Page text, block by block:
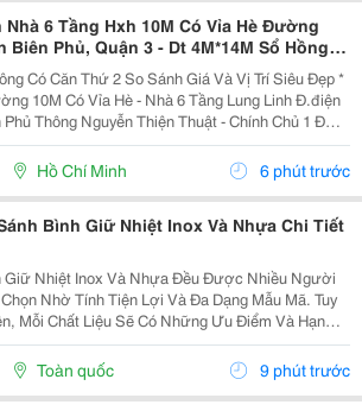
Nhà 6 Tầng Hxh 10M Có Vỉa Hè Đường
Biên Phủ, Quận 3 - Dt 4M*14M Sổ Hồng
Công Chuẩn - Chính Chủ 1 Đời Xưa * Lh
Có Căn Thứ 2 So Sánh Giá Và Vị Trí Siêu Đẹp *
10M Có Vỉa Hè - Nhà 6 Tầng Lung Linh Đ.điện
Phủ Thông Nguyễn Thiện Thuật - Chính Chủ 1 Đời:
Tích: 56M2. Ngang 4M * 14M. -Kết Cấu: 6 Tầng
Mới Có Sân Thượng Uống Trà Ngắm...
Hồ Chí Minh 6 phút trước
Bình Giữ Nhiệt Inox Và Nhựa Chi Tiết
Giữ Nhiệt Inox Và Nhựa Đều Được Nhiều Người
Nhờ Tính Tiện Lợi Và Đa Dạng Mẫu Mã. Tuy
Mỗi Chất Liệu Sẽ Có Những Ưu Điểm Và Hạn
Về Khả Năng Giữ Nhiệt, Độ Bền Cũng Như
Toàn. Nếu Bạn Đang Phân Vân Bình Giữ Nhiệt
Toàn quốc 9 phút trước